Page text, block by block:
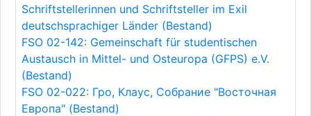
Schriftstellerinnen und Schriftsteller im Exil
deutschsprachiger Länder (Bestand)
FSO 02-142: Gemeinschaft für studentischen
Austausch in Mittel- und Osteuropa (GFPS) e.V.
(Bestand)
FSO 02-022: Гро, Клаус, Собрание "Восточная
Европа" (Bestand)